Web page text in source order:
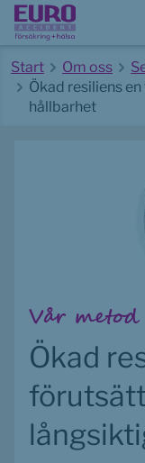
Start Om oss
Ökad resiliens
hållbarhet
Vår metod
Ökad